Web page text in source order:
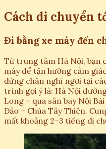
Cách di chuyển
Đi bằng xe máy đến
Từ trung tâm Hà Nội, bạn
máy để tận hưởng cảm
dừng chân nghỉ ngơi tại
trình gợi ý là: Hà Nội
Long – qua sân bay Nội
Đảo – Chùa Tây Thiên.
mất khoảng 2–3 tiếng di